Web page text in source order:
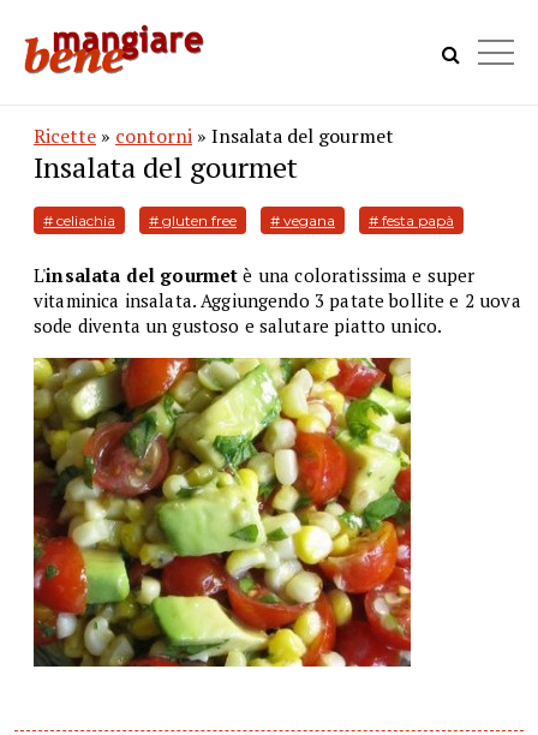
Ricette » contorni » Insalata del gourmet
Insalata del gourmet
# celiachia # gluten free # vegana # festa papà
L'insalata del gourmetè una coloratissima e super
vitaminica insalata. Aggiungendo 3 patate bollite e 2 uova
sode diventa un gustoso e salutare piatto unico.